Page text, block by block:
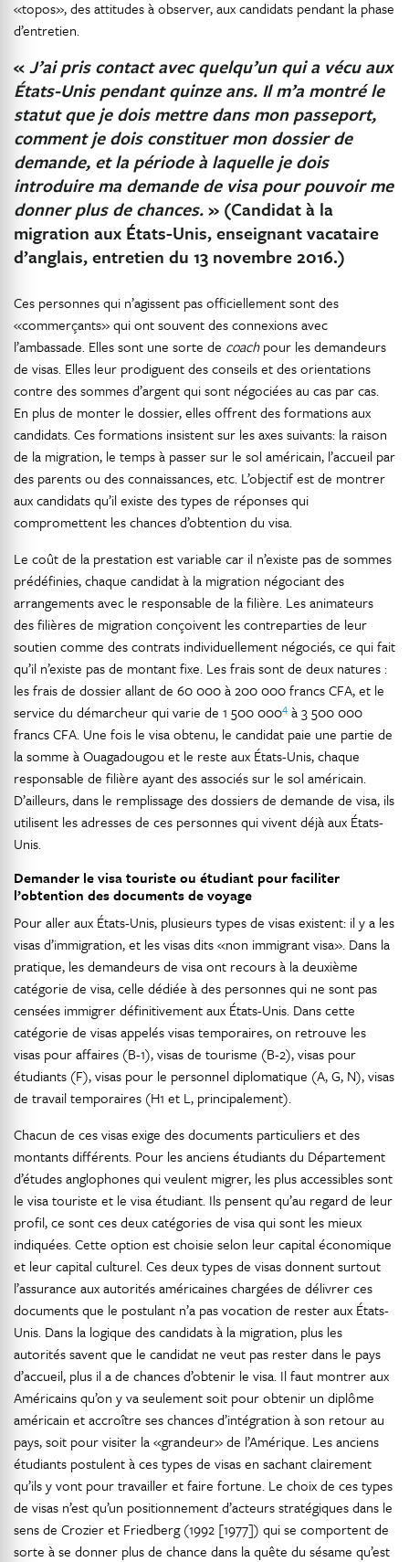
«topos», des attitudes à observer, aux candidats pendant la phase
d’entretien.
«J’ai pris contact avec quelqu’un qui a vécu aux
États-Unis pendant quinze ans. Il m’a montré le
statut que je dois mettre dans mon passeport,
comment je dois constituer mon dossier de
demande, et la période à laquelle je dois
introduire ma demande de visa pour pouvoir me
donner plus de chances.» (Candidat à la
migration aux États-Unis, enseignant vacataire
d’anglais, entretien du 13 novembre 2016.)
Ces personnes qui n’agissent pas officiellement sont des
«commerçants» qui ont souvent des connexions avec
l’ambassade. Elles sont une sorte de coachpour les demandeurs
de visas. Elles leur prodiguent des conseils et des orientations
contre des sommes d’argent qui sont négociées au cas par cas.
En plus de monter le dossier, elles offrent des formations aux
candidats. Ces formations insistent sur les axes suivants: la raison
de la migration, le temps à passer sur le sol américain, l’accueil par
des parents ou des connaissances, etc. L’objectif est de montrer
aux candidats qu’il existe des types de réponses qui
compromettent les chances d’obtention du visa.
Le coût de la prestation est variable car il n’existe pas de sommes
prédéfinies, chaque candidat à la migration négociant des
arrangements avec le responsable de la filière. Les animateurs
des filières de migration conçoivent les contreparties de leur
soutien comme des contrats individuellement négociés, ce qui fait
qu’il n’existe pas de montant fixe. Les frais sont de deux natures :
les frais de dossier allant de 60 000 à 200 000 francs CFA, et le
service du démarcheur qui varie de 1 500 0004 à 3 500 000
francs CFA. Une fois le visa obtenu, le candidat paie une partie de
la somme à Ouagadougou et le reste aux États-Unis, chaque
responsable de filière ayant des associés sur le sol américain.
D’ailleurs, dans le remplissage des dossiers de demande de visa, ils
utilisent les adresses de ces personnes qui vivent déjà aux États-
Unis.
Demander le visa touriste ou étudiant pour faciliter
l’obtention des documents de voyage
Pour aller aux États-Unis, plusieurs types de visas existent: il y a les
visas d’immigration, et les visas dits «non immigrant visa». Dans la
pratique, les demandeurs de visa ont recours à la deuxième
catégorie de visa, celle dédiée à des personnes qui ne sont pas
censées immigrer définitivement aux États-Unis. Dans cette
catégorie de visas appelés visas temporaires, on retrouve les
visas pour affaires (B-1), visas de tourisme (B-2), visas pour
étudiants (F), visas pour le personnel diplomatique (A, G, N), visas
de travail temporaires (H1 et L, principalement).
Chacun de ces visas exige des documents particuliers et des
montants différents. Pour les anciens étudiants du Département
d’études anglophones qui veulent migrer, les plus accessibles sont
le visa touriste et le visa étudiant. Ils pensent qu’au regard de leur
profil, ce sont ces deux catégories de visa qui sont les mieux
indiquées. Cette option est choisie selon leur capital économique
et leur capital culturel. Ces deux types de visas donnent surtout
l’assurance aux autorités américaines chargées de délivrer ces
documents que le postulant n’a pas vocation de rester aux États-
Unis. Dans la logique des candidats à la migration, plus les
autorités savent que le candidat ne veut pas rester dans le pays
d’accueil, plus il a de chances d’obtenir le visa. Il faut montrer aux
Américains qu’on y va seulement soit pour obtenir un diplôme
américain et accroître ses chances d’intégration à son retour au
pays, soit pour visiter la «grandeur» de l’Amérique. Les anciens
étudiants postulent à ces types de visas en sachant clairement
qu’ils y vont pour travailler et faire fortune. Le choix de ces types
de visas n’est qu’un positionnement d’acteurs stratégiques dans le
sens de Crozier et Friedberg (1992 [1977]) qui se comportent de
sorte à se donner plus de chance dans la quête du sésame qu’est